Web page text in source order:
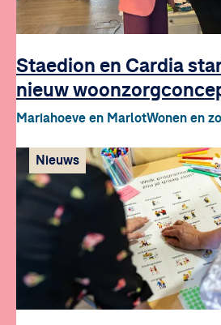
Staedion en Cardia
nieuw
Mariahoeve en MarlotWonen en
Nieuws